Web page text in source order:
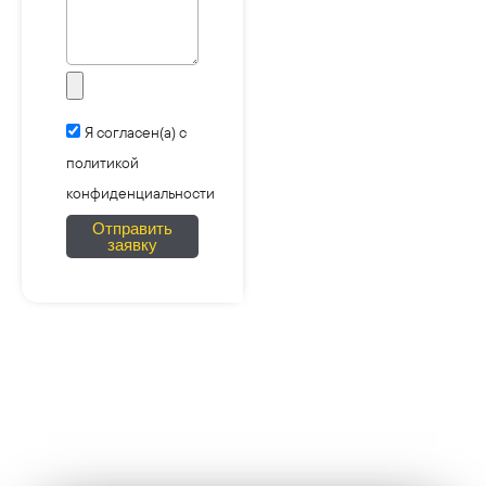
a
g
e
Я согласен(а) с
политикой
конфиденциальности
Отправить
заявку